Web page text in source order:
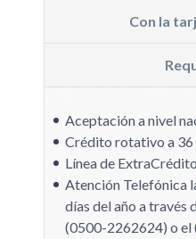
Con la
Aceptación a nivel
Crédito rotativo a 36
Línea de
Atención Telefónica
días del año a
(0500-2262624) o el